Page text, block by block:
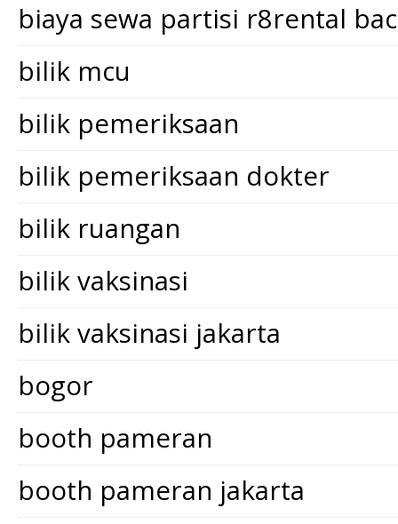
biaya sewa partisi r8rental
bilik mcu
bilik pemeriksaan
bilik pemeriksaan dokter
bilik ruangan
bilik vaksinasi
bilik vaksinasi jakarta
bogor
booth pameran
booth pameran jakarta